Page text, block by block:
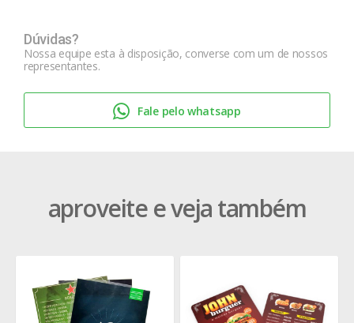
Dúvidas?
Nossa equipe esta à disposição, converse com um de nossos
representantes.
Fale pelo whatsapp
aproveite e veja também